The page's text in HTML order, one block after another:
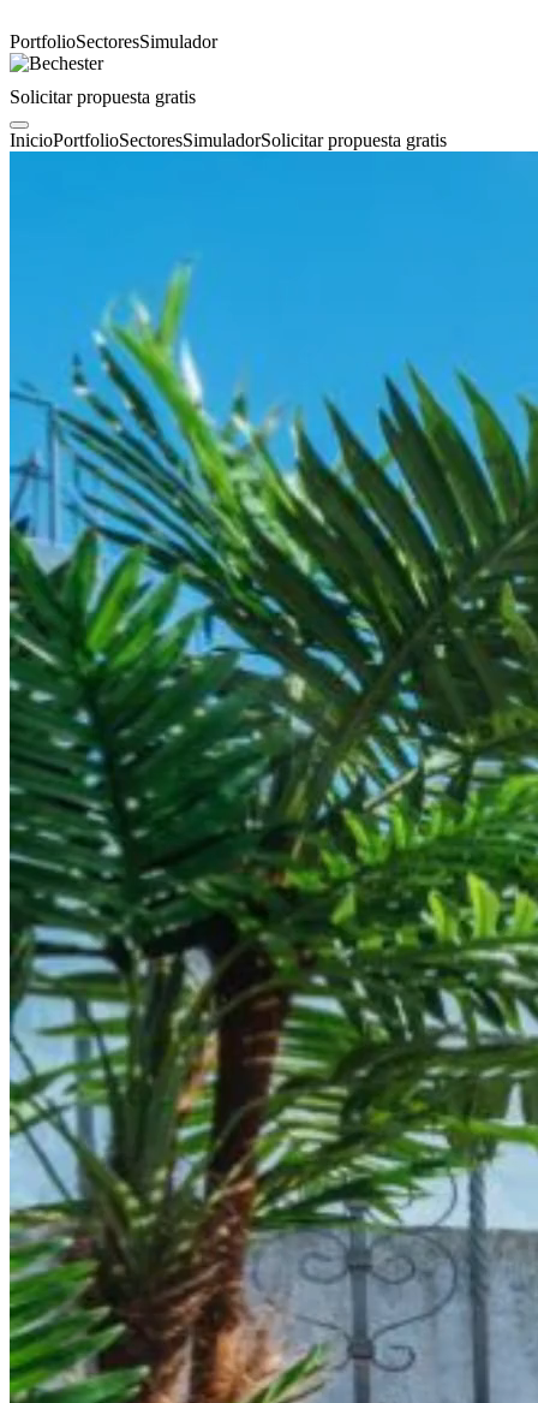
PortfolioSectoresSimulador
Solicitar propuesta gratis
InicioPortfolioSectoresSimuladorSolicitar propuesta gratis